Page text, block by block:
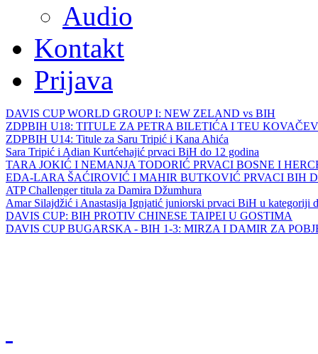
Audio
Kontakt
Prijava
DAVIS CUP WORLD GROUP I: NEW ZELAND vs BIH
ZDPBIH U18: TITULE ZA PETRA BILETIĆA I TEU
ZDPBIH U14: Titule za Saru Tripić i Kana Ahića
Sara Tripić i Adian Kurtćehajić prvaci BiH do 12 godina
TARA JOKIĆ I NEMANJA TODORIĆ PRVACI BOSNE I
EDA-LARA ŠAĆIROVIĆ I MAHIR BUTKOVIĆ PRVACI BIH
ATP Challenger titula za Damira Džumhura
Amar Silajdžić i Anastasija Ignjatić juniorski prvaci BiH u kategoriji
DAVIS CUP: BIH PROTIV CHINESE TAIPEI U GOSTIMA
DAVIS CUP BUGARSKA - BIH 1-3: MIRZA I DAMIR ZA